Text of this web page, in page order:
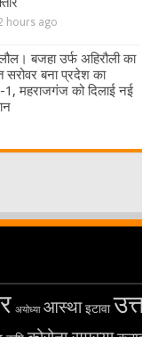
hours ago
बजहा उर्फ अहिरौली का
बना प्रदेश का
1, महराजगंज को दिलाई नई
अयोध्या आस्था इटावा